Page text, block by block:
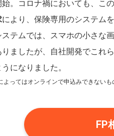
。コロナ禍においても、この
により、保険専用のシステムを
テムでは、スマホの小さな
ましたが、自社開発でこれ
になりました。
よってはオンラインで申込みできないも
FP